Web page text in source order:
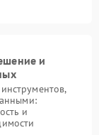
и
и